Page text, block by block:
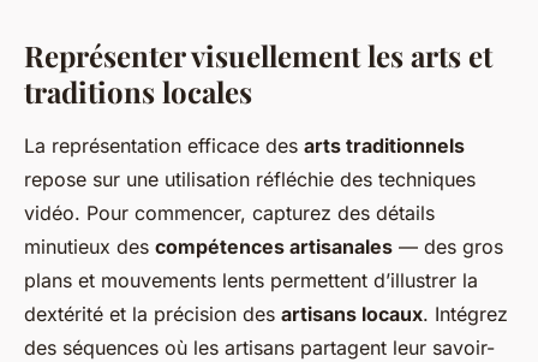
Représenter visuellement les arts et
traditions locales
La représentation efficace des arts traditionnels
repose sur une utilisation réfléchie des techniques
vidéo. Pour commencer, capturez des détails
minutieux des compétences artisanales — des gros
plans et mouvements lents permettent d’illustrer la
dextérité et la précision des artisans locaux. Intégrez
des séquences où les artisans partagent leur savoir-